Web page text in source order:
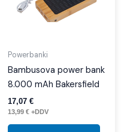
Powerbanki
Bambusova power bank
8.000 mAh Bakersfield
17,07 €
13,99 € +DDV